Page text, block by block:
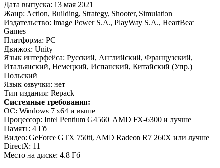
Дата выпуска: 13 мая 2021
Жанр: Action, Building, Strategy, Shooter, Simulation
Издательство: Image Power S.A., PlayWay S.A., HeartBeat
Games
Платформа: PC
Движок: Unity
Язык интерфейса: Русский, Английский, Французский,
Итальянский, Немецкий, Испанский, Китайский (Упр.),
Польский
Язык озвучки: нет
Тип издания: Repack
Системные требования:
ОС: Windows 7 x64 и выше
Процессор: Intel Pentium G4560, AMD FX-6300 и лучше
Память: 4 Гб
Видео: GeForce GTX 750ti, AMD Radeon R7 260X или лучше
DirectX: 11
Место на диске: 4.8 Гб